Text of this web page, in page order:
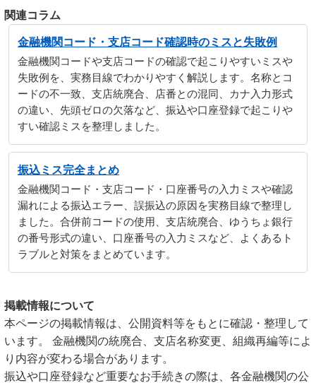
関連コラム
金融機関コード・支店コード確認時のミスと失敗例
金融機関コードや支店コードの確認で起こりやすいミスや
失敗例を、実務目線でわかりやすく解説します。名称とコ
ードの不一致、支店統廃合、店番との混同、カナ入力形式
の違い、先頭ゼロの欠落など、振込や口座登録で起こりや
すい確認ミスを整理しました。
振込ミス完全まとめ
金融機関コード・支店コード・口座番号の入力ミスや確認
漏れによる振込エラー、誤振込の原因を実務目線で整理し
ました。合併前コードの使用、支店統廃合、ゆうちょ銀行
の番号形式の違い、口座番号の入力ミスなど、よくあるト
ラブルと対策をまとめています。
掲載情報について
本ページの掲載情報は、公開資料等をもとに確認・整理して
います。 金融機関の統廃合、支店名称変更、組織再編等によ
り内容が変わる場合があります。
振込や口座登録など重要なお手続きの際は、各金融機関の公